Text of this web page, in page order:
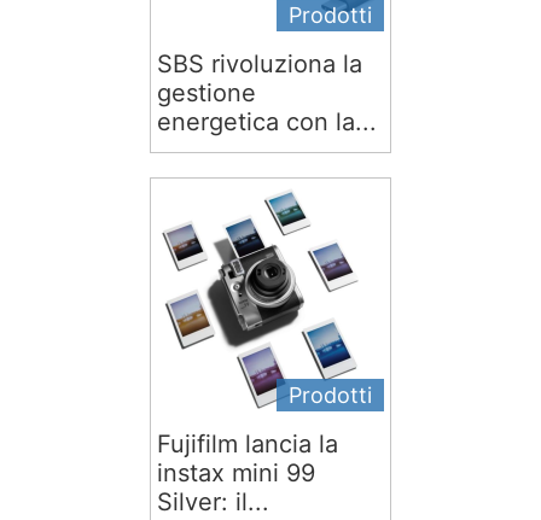
Prodotti
SBS rivoluziona la
gestione
energetica con la...
Prodotti
Fujifilm lancia la
instax mini 99
Silver: il...